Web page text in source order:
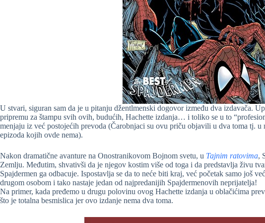
U stvari, siguran sam da je u pitanju džentlmenski dogovor između dva izdavača.
pripremu za štampu svih ovih, budućih, Hachette izdanja… i toliko se u to
menjaju iz već postojećih prevoda (Čarobnjaci su ovu priču objavili u dva toma tj.
epizoda kojih ovde nema).
Nakon dramatične avanture na Onostranikovom Bojnom svetu, u Tajnim ratovima,
Zemlju. Međutim, shvativši da je njegov kostim više od toga i da predstavlja živu
Spajdermen ga odbacuje. Ispostavlja se da to neće biti kraj, već početak samo još
drugom osobom i tako nastaje jedan od najpredanijih Spajdermenovih neprijatelja!
Na primer, kada pređemo u drugu polovinu ovog Hachette izdanja u oblačićima
što je totalna besmislica jer ovo izdanje nema dva toma.